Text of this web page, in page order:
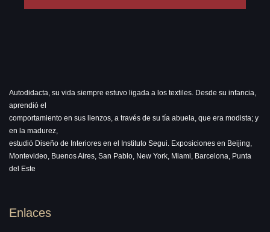
Autodidacta, su vida siempre estuvo ligada a los textiles. Desde su infancia,
aprendió el
comportamiento en sus lienzos, a través de su tía abuela, que era modista; y
en la madurez,
estudió Diseño de Interiores en el Instituto Segui. Exposiciones en Beijing,
Montevideo, Buenos Aires, San Pablo, New York, Miami, Barcelona, Punta
del Este
Enlaces